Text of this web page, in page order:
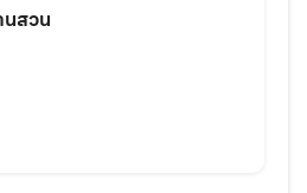
ลบุรี
สวน